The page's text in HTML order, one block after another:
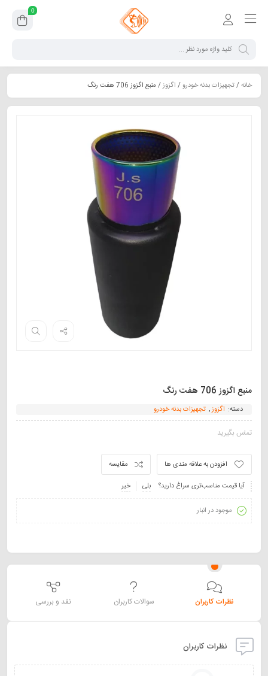
0
خانه/تجهیزات بدنه خودرو/ اگزوز/ منبع اگزوز 706 هفت رنگ
منبع اگزوز 706 هفت رنگ
دسته: اگزوز, تجهیزات بدنه خودرو
تماس بگیرید
مقایسه
افزودن به علاقه مندی ها
آیا قیمت مناسب‌تری سراغ دارید؟
بلی خیر
موجود در انبار
نظرات کاربران سوالات کاربران نقد و بررسی
نظرات کاربران